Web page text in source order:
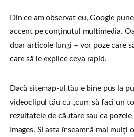
Din ce am observat eu, Google
accent pe conținutul multimedia.
doar articole lungi – vor poze care
care să le explice ceva rapid.
Dacă sitemap-ul tău e bine pus la
videoclipul tău cu „cum să faci un
rezultatele de căutare sau ca pozele
Images. Și asta înseamnă mai mulți